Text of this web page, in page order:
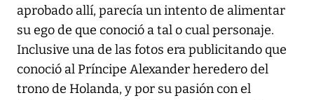
aprobado allí, parecía un intento de alimentar
su ego de que conoció a tal o cual personaje.
Inclusive una de las fotos era publicitando que
conoció al Príncipe Alexander heredero del
trono de Holanda, y por su pasión con el